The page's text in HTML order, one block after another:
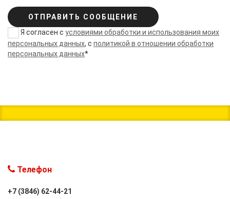
ОТПРАВИТЬ СООБЩЕНИЕ
Я согласен с условиями обработки и использования моих
персональных данных, с политикой в отношении обработки
персональных данных*
Телефон
+7 (3846) 62-44-21